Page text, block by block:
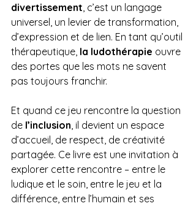
divertissement , c’est un langage
universel, un levier de transformation,
d’expression et de lien. En tant qu’outil
thérapeutique, la ludothérapie ouvre
des portes que les mots ne savent
pas toujours franchir.
Et quand ce jeu rencontre la question
de l’inclusion , il devient un espace
d’accueil, de respect, de créativité
partagée. Ce livre est une invitation à
explorer cette rencontre – entre le
ludique et le soin, entre le jeu et la
différence, entre l’humain et ses